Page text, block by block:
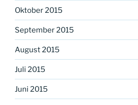
Oktober 2015
September 2015
August 2015
Juli 2015
Juni 2015